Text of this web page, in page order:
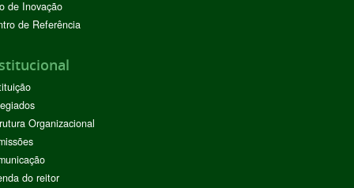
de Inovação
de Referência
Organizacional
do reitor